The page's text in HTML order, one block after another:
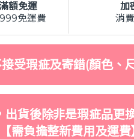
額免運
免運費
加
消
受瑕疵及寄錯(顏色、
貨後除非是瑕疵品更
需負擔整新費用及運